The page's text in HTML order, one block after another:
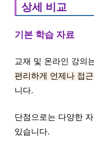
상세 비교
기본 학습 자료
교재 및 온라인 강의
편리하게 언제나 접
니다.
단점으로는 다양한
있습니다.